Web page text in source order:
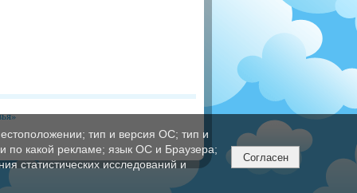
тип и версия ОС; тип и
по какой рекламе; язык ОС и Браузера;
статистических исследований и
Согласен